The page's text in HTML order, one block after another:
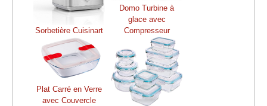
Sorbetière Cuisinart
Domo Turbine à
glace avec
Compresseur
Plat Carré en Verre
avec Couvercle